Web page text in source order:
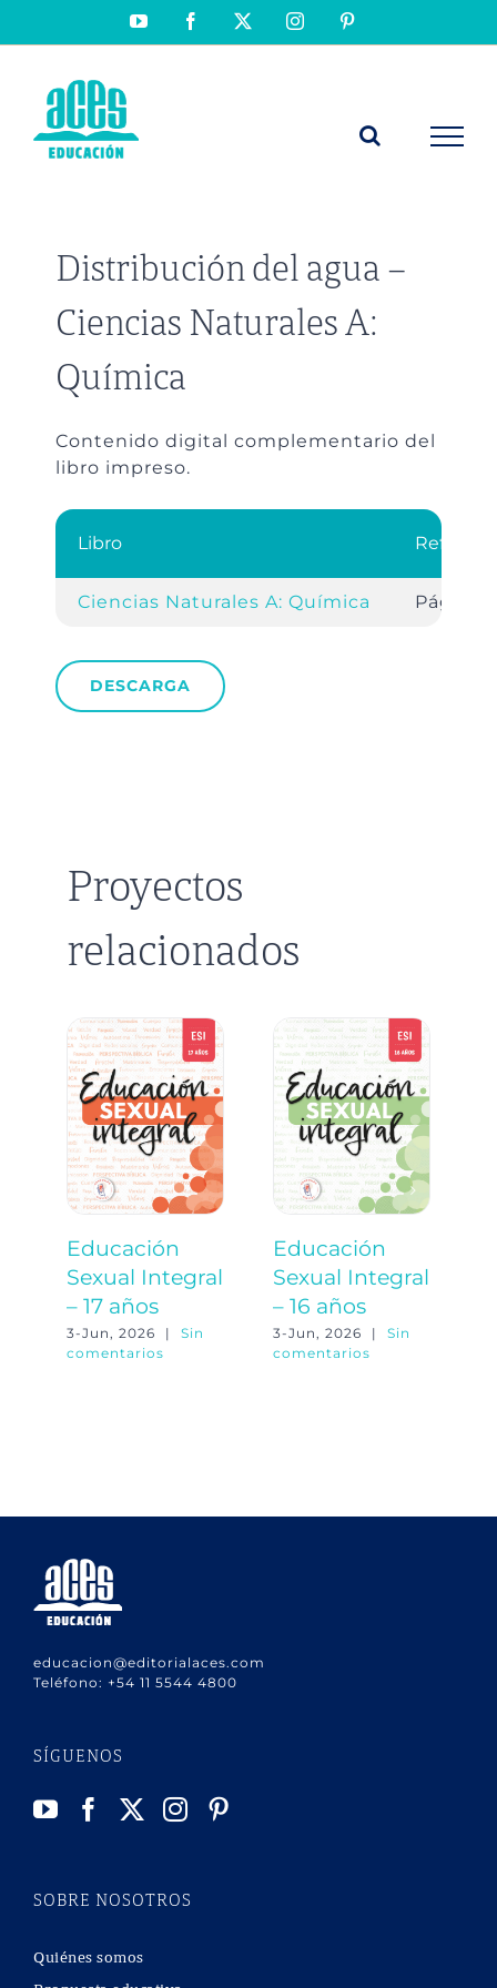
YouTubeFacebook Instagram
Distribución del agua –
Ciencias Naturales A:
Química
Contenido digital complementario del
libro impreso.
Libro
Ciencias Naturales A: Química Pág. 69
DESCARGA
Proyectos
relacionados
Educación
Sexual Integral
– 17 años
3-Jun, 2026 |
Sin
comentarios
Educación
Sexual Integral
– 16 años
3-Jun, 2026 |
Sin
comentarios
educacion@editorialaces.com
Teléfono: +54 11 5544 4800
SÍGUENOS
SOBRE NOSOTROS
Quiénes somos